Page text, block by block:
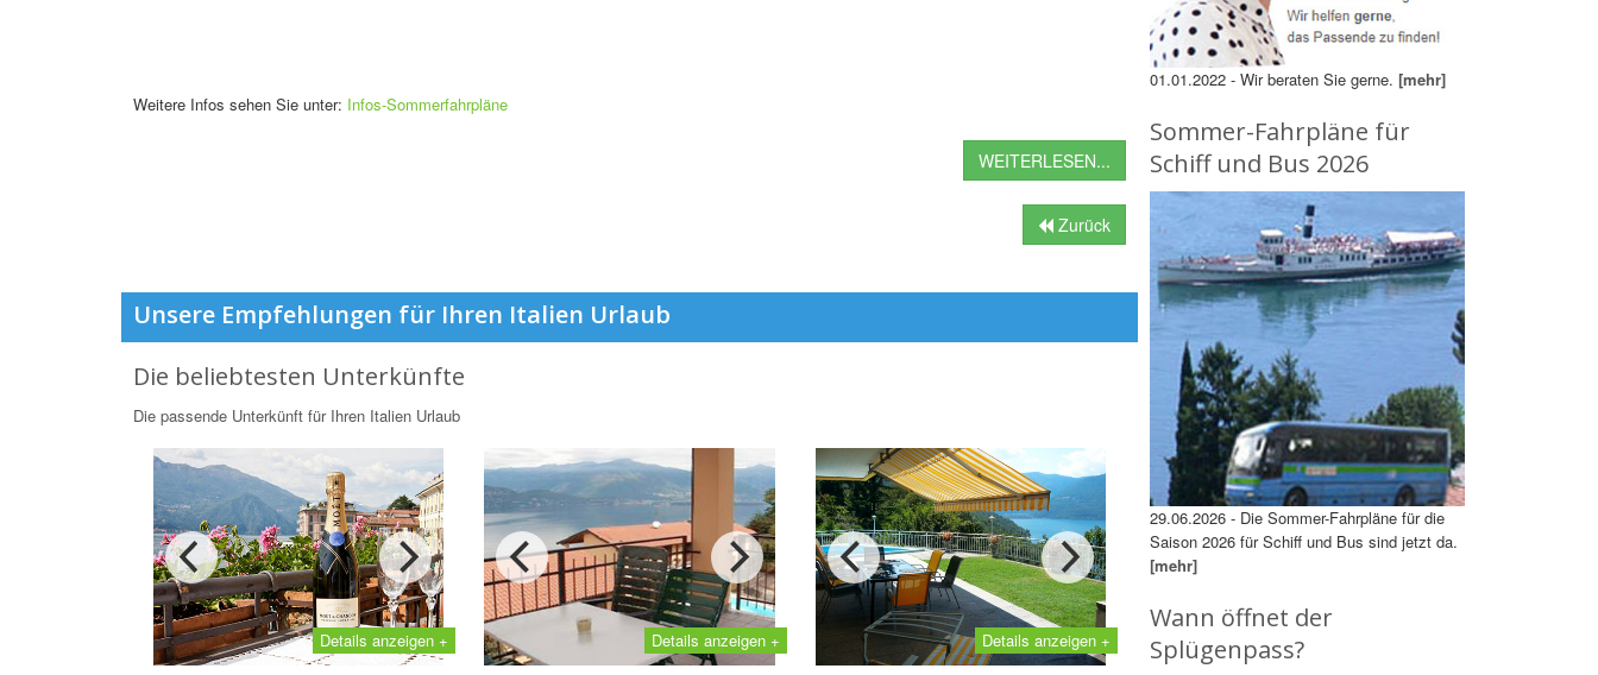
Weitere Infos sehen Sie unter: Infos-Sommerfahrpläne
WEITERLESEN...
Zurück
Unsere Empfehlungen für Ihren Italien Urlaub
Die beliebtesten Unterkünfte
Die passende Unterkünft für Ihren Italien Urlaub
Details anzeigen + Details anzeigen + Details anzeigen +
01.01.2022 - Wir beraten Sie gerne. [mehr]
Sommer-Fahrpläne für
Schiff und Bus 2026
29.06.2026 - Die Sommer-Fahrpläne für die
Saison 2026 für Schiff und Bus sind jetzt da.
[mehr]
Wann öffnet der
Splügenpass?